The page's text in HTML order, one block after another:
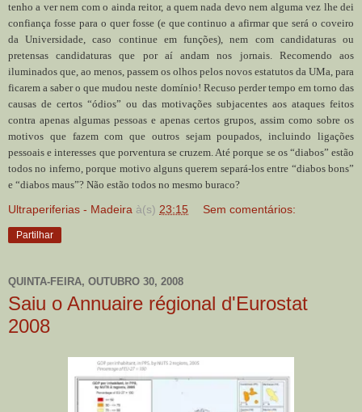
tenho a ver nem com o ainda reitor, a quem nada devo nem alguma vez lhe dei
confiança fosse para o quer fosse (e que continuo a afirmar que será o coveiro
da Universidade, caso continue em funções), nem com candidaturas ou
pretensas candidaturas que por aí andam nos jornais. Recomendo aos
iluminados que, ao menos, passem os olhos pelos novos estatutos da UMa, para
ficarem a saber o que mudou neste domínio! Recuso perder tempo em torno das
causas de certos “ódios” ou das motivações subjacentes aos ataques feitos
contra apenas algumas pessoas e apenas certos grupos, assim como sobre os
motivos que fazem com que outros sejam poupados, incluindo ligações
pessoais e interesses que porventura se cruzem. Até porque se os “diabos” estão
todos no inferno, porque motivo alguns querem separá-los entre “diabos bons”
e “diabos maus”? Não estão todos no mesmo buraco?
Ultraperiferias - Madeira à(s) 23:15 Sem comentários:
Partilhar
QUINTA-FEIRA, OUTUBRO 30, 2008
Saiu o Annuaire régional d'Eurostat
2008